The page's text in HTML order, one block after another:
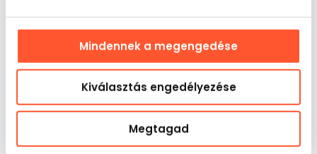
Mindennek a megengedése
Kiválasztás engedélyezése
Megtagad
Felhasználás
A Felfújható Fejtörő jól beválik csapatépítő tréningeken,
aktivitási blokkal kiegészített konferenciákon, céges
piknikeken, valamint beltéri és kültéri rendezvényeken.
Használható önálló csapatfeladatként, terepjáték-
állomásként vagy nagyobb teambuilding program
részeként. A szervező számára ez olyan eszközt jelent,